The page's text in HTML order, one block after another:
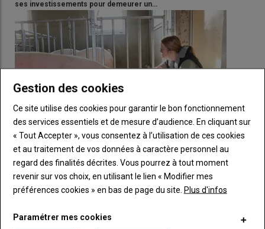
ses investissements pour demeurer un…
[VIDEOS] Comprendre l’intérêt de la domestication
des cochettes
Youtube tournées à la ferme expérimentale…
Gestion des cookies
Ce site utilise des cookies pour garantir le bon fonctionnement
des services essentiels et de mesure d’audience. En cliquant sur
« Tout Accepter », vous consentez à l’utilisation de ces cookies
et au traitement de vos données à caractère personnel au
regard des finalités décrites. Vous pourrez à tout moment
revenir sur vos choix, en utilisant le lien « Modifier mes
préférences cookies » en bas de page du site. Plus d'infos
Paramétrer mes cookies